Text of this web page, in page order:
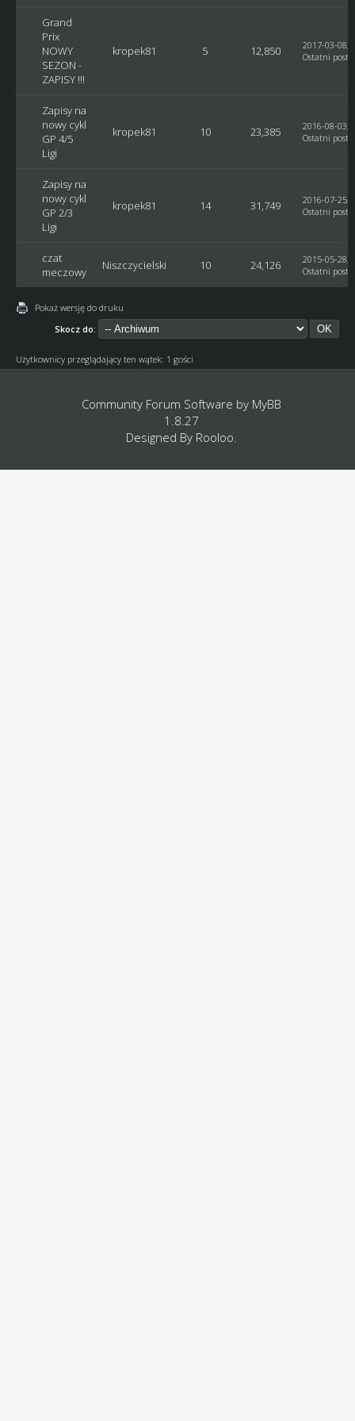
Grand
Prix
NOWY
SEZON -
ZAPISY !!!
kropek81 5 12,850
2017-03-08,
Ostatni post
Zapisy na
nowy cykl
GP 4/5
Ligi
kropek81 10 23,385
2016-08-03,
Ostatni post
Zapisy na
nowy cykl
GP 2/3
Ligi
kropek81 14 31,749
2016-07-25,
Ostatni post
czat
meczowy
Niszczycielski 10 24,126
2015-05-28,
Ostatni post
Pokaż wersję do druku
Skocz do:
Użytkownicy przeglądający ten wątek: 1 gości
Community Forum Software by MyBB
1.8.27
Designed By Rooloo.